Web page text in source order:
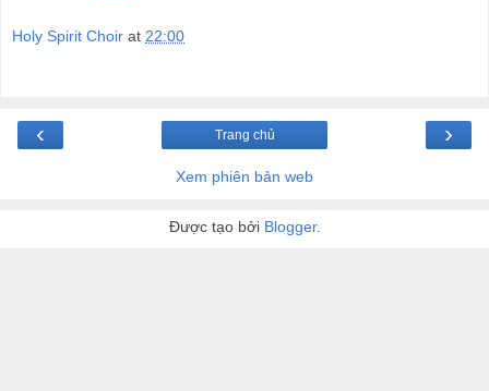
Holy Spirit Choir at 22:00
‹ ›
Trang chủ
Xem phiên bản web
Được tạo bởi Blogger.